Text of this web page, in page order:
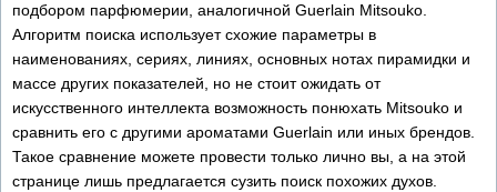
подбором парфюмерии, аналогичной Guerlain Mitsouko.
Алгоритм поиска использует схожие параметры в
наименованиях, сериях, линиях, основных нотах пирамидки и
массе других показателей, но не стоит ожидать от
искусственного интеллекта возможность понюхать Mitsouko и
сравнить его с другими ароматами Guerlain или иных брендов.
Такое сравнение можете провести только лично вы, а на этой
странице лишь предлагается сузить поиск похожих духов.